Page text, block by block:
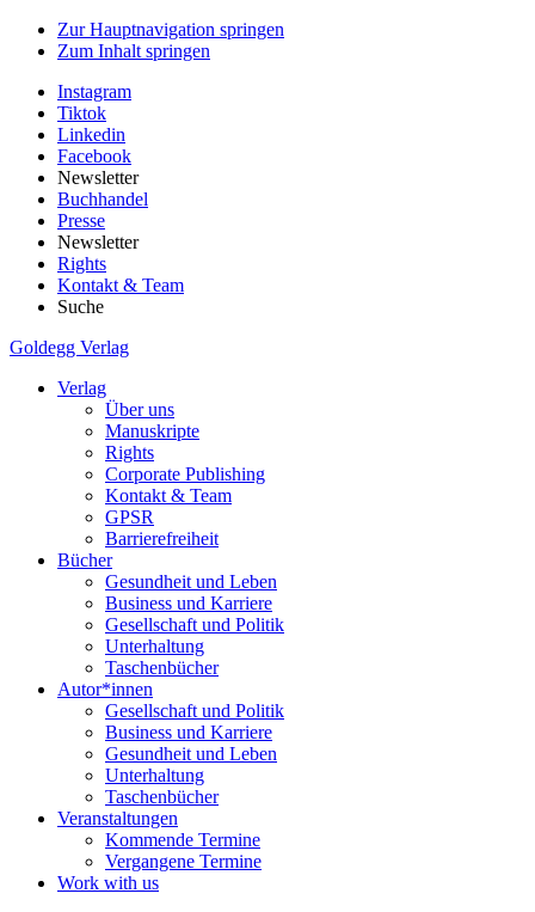
Zur Hauptnavigation springen
Zum Inhalt springen
Instagram
Tiktok
Linkedin
Facebook
Newsletter
Buchhandel
Presse
Newsletter
Rights
Kontakt & Team
Suche
Goldegg Verlag
Verlag
Über uns
Manuskripte
Rights
Corporate Publishing
Kontakt & Team
GPSR
Barrierefreiheit
Bücher
Gesundheit und Leben
Business und Karriere
Gesellschaft und Politik
Unterhaltung
Taschenbücher
Autor*innen
Gesellschaft und Politik
Business und Karriere
Gesundheit und Leben
Unterhaltung
Taschenbücher
Veranstaltungen
Kommende Termine
Vergangene Termine
Work with us